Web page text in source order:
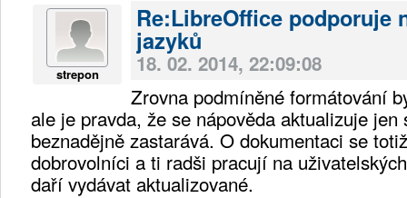
strepon
Re:LibreOffice podporuje
jazyků
18. 02. 2014, 22:09:08
Zrovna podmíněné formátování
ale je pravda, že se nápověda aktualizuje jen
beznadějně zastarává. O dokumentaci se
dobrovolníci a ti radši pracují na
daří vydávat aktualizované.